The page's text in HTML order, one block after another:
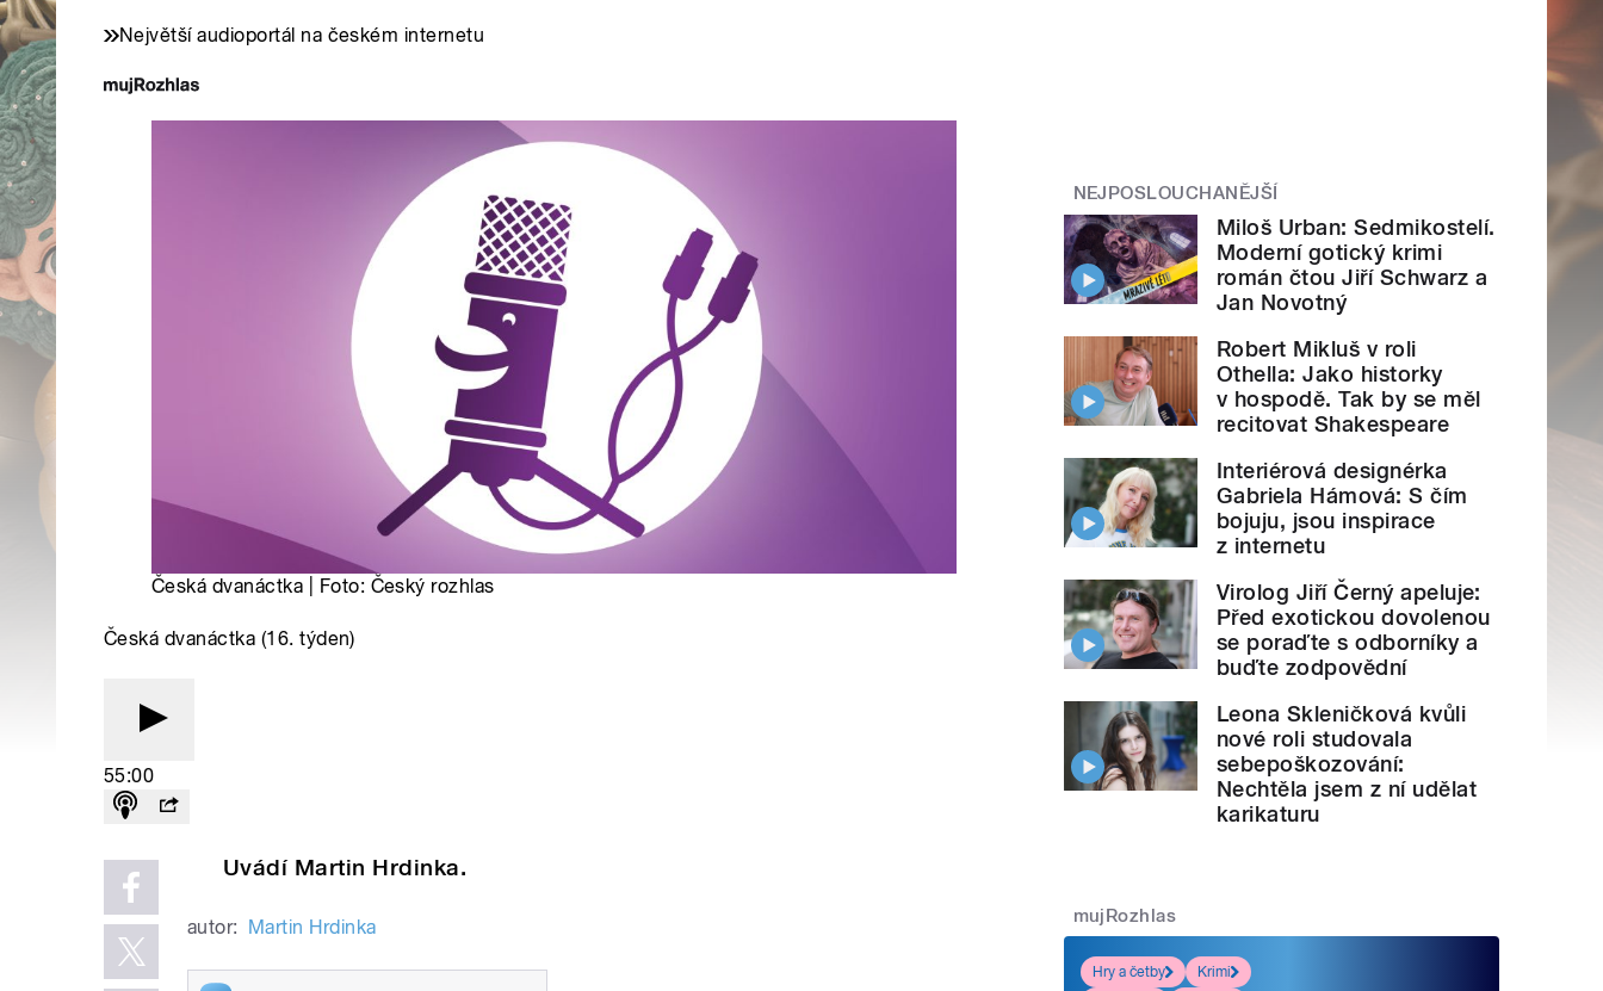
Největší audioportál na českém internetu
Česká dvanáctka | Foto: Český rozhlas
Česká dvanáctka (16. týden)
55:00
Uvádí Martin Hrdinka.
autor: Martin Hrdinka
NEJPOSLOUCHANĚJŠÍ
Miloš Urban: Sedmikostelí.
Moderní gotický krimi
román čtou Jiří Schwarz a
Jan Novotný
Robert Mikluš v roli
Othella: Jako historky
v hospodě. Tak by se měl
recitovat Shakespeare
Interiérová designérka
Gabriela Hámová: S čím
bojuju, jsou inspirace
z internetu
Virolog Jiří Černý apeluje:
Před exotickou dovolenou
se poraďte s odborníky a
buďte zodpovědní
Leona Skleničková kvůli
nové roli studovala
sebepoškozování:
Nechtěla jsem z ní udělat
karikaturu
mujRozhlas
Hry a četby
Krimi